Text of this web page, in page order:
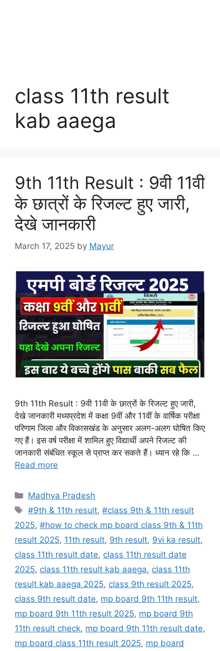
class 11th result
kab aaega
9th 11th Result : 9वी 11वी
के छात्रों के रिजल्ट हुए जारी,
देखे जानकारी
March 17, 2025 by Mayur
9th 11th Result : 9वी 11वी के छात्रों के रिजल्ट हुए जारी,
देखे जानकारी मध्यप्रदेश में कक्षा 9वीं और 11वीं के वार्षिक परीक्षा
परिणाम जिला और विकासखंड के अनुसार अलग-अलग घोषित किए
गए हैं। इस वर्ष परीक्षा में शामिल हुए विद्यार्थी अपने रिजल्ट की
जानकारी संबंधित स्कूल से प्राप्त कर सकते हैं। ध्यान रहे कि …
Read more
Categories
Madhya Pradesh
Tags
#9th & 11th result,#class 9th & 11th result
2025, #how to check mp board class 9th & 11th
result 2025, 11th result, 9th result, 9vi ka result,
class 11th result date, class 11th result date
2025, class 11th result kab aaega, class 11th
result kab aaega 2025, class 9th result 2025,
class 9th result date, mp board 9th 11th result,
mp board 9th 11th result 2025, mp board 9th
11th result check, mp board 9th 11th result date,
mp board class 11th result 2025, mp board